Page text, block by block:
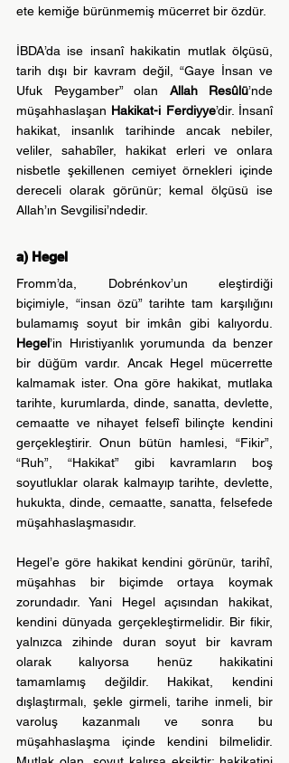
ete kemiğe bürünmemiş mücerret bir özdür.
İBDA’da ise insanî hakikatin mutlak ölçüsü,
tarih dışı bir kavram değil, “Gaye İnsan ve
Ufuk Peygamber” olan Allah Resûlü’nde
müşahhaslaşan Hakikat-i Ferdiyye’dir. İnsanî
hakikat, insanlık tarihinde ancak nebiler,
veliler, sahabîler, hakikat erleri ve onlara
nisbetle şekillenen cemiyet örnekleri içinde
dereceli olarak görünür; kemal ölçüsü ise
Allah’ın Sevgilisi’ndedir.
a) Hegel
Fromm’da, Dobrénkov’un eleştirdiği
biçimiyle, “insan özü” tarihte tam karşılığını
Hegel’in Hıristiyanlık yorumunda da benzer
bir düğüm vardır. Ancak Hegel mücerrette
kalmamak ister. Ona göre hakikat, mutlaka
tarihte, kurumlarda, dinde, sanatta, devlette,
cemaatte ve nihayet felsefî bilinçte kendini
gerçekleştirir. Onun bütün hamlesi, “Fikir”,
“Ruh”, “Hakikat” gibi kavramların boş
soyutluklar olarak kalmayıp tarihte, devlette,
hukukta, dinde, cemaatte, sanatta, felsefede
müşahhaslaşmasıdır.
Hegel’e göre hakikat kendini görünür, tarihî,
müşahhas bir biçimde ortaya koymak
zorundadır. Yani Hegel açısından hakikat,
kendini dünyada gerçekleştirmelidir. Bir fikir,
yalnızca zihinde duran soyut bir kavram
olarak kalıyorsa henüz hakikatini
tamamlamış değildir. Hakikat, kendini
dışlaştırmalı, şekle girmeli, tarihe inmeli, bir
varoluş kazanmalı ve sonra bu
müşahhaslaşma içinde kendini bilmelidir.